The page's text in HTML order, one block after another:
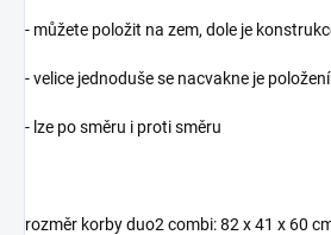
- můžete položit na zem, dole je
- velice jednoduše se nacvakne je
- lze po směru i proti směru
rozměr korby duo2 combi: 82 x 41 x 60